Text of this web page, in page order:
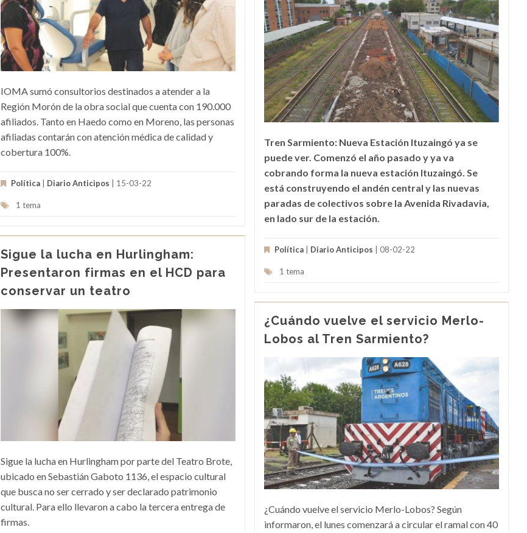
IOMA sumó consultorios destinados a atender a la
Región Morón de la obra social que cuenta con 190.000
afiliados. Tanto en Haedo como en Moreno, las personas
afiliadas contarán con atención médica de calidad y
cobertura 100%.
Política Diario Anticipos | 15-03-22
1 tema
Tren Sarmiento: Nueva Estación Ituzaingó ya se
puede ver. Comenzó el año pasado y ya va
cobrando forma la nueva estación Ituzaingó. Se
está construyendo el andén central y las nuevas
paradas de colectivos sobre la Avenida Rivadavia,
en lado sur de la estación.
Política Diario Anticipos | 08-02-22
1 tema
Sigue la lucha en Hurlingham:
Presentaron firmas en el HCD para
conservar un teatro
Sigue la lucha en Hurlingham por parte del Teatro Brote,
ubicado en Sebastián Gaboto 1136, el espacio cultural
que busca no ser cerrado y ser declarado patrimonio
cultural. Para ello llevaron a cabo la tercera entrega de
firmas.
¿Cuándo vuelve el servicio Merlo-
Lobos al Tren Sarmiento?
¿Cuándo vuelve el servicio Merlo-Lobos? Según
informaron, el lunes comenzará a circular el ramal con 40